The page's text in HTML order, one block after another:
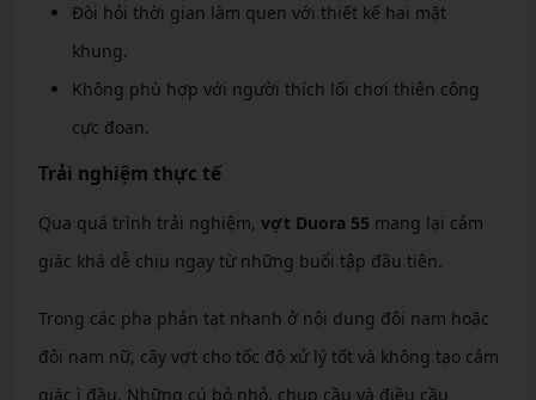
Đòi hỏi thời gian làm quen với thiết kế hai mặt
khung.
Không phù hợp với người thích lối chơi thiên công
cực đoan.
Trải nghiệm thực tế
Qua quá trình trải nghiệm, vợt Duora 55 mang lại cảm
giác khá dễ chịu ngay từ những buổi tập đầu tiên.
Trong các pha phản tạt nhanh ở nội dung đôi nam hoặc
đôi nam nữ, cây vợt cho tốc độ xử lý tốt và không tạo cảm
giác ì đầu. Những cú bỏ nhỏ, chụp cầu và điều cầu